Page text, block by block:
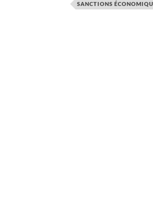
SANCTIONS